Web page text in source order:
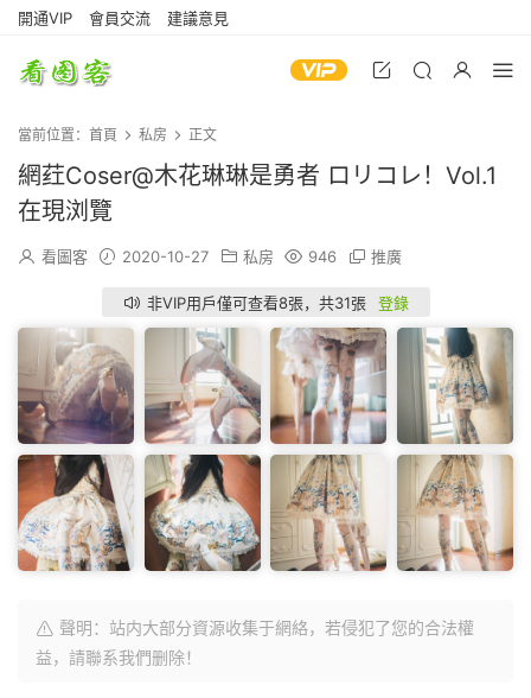
開通VIP 會員交流 建議意見
當前位置： 首頁 私房 正文
網荭Coser@木花琳琳是勇者 ロリコレ！Vol.1
在現浏覽
看圖客 2020-10-27 私房 946 推廣
非VIP用戶僅可查看8張，共31張 登錄
聲明：站内大部分資源收集于網絡，若侵犯了您的合法權
益，請聯系我們删除！